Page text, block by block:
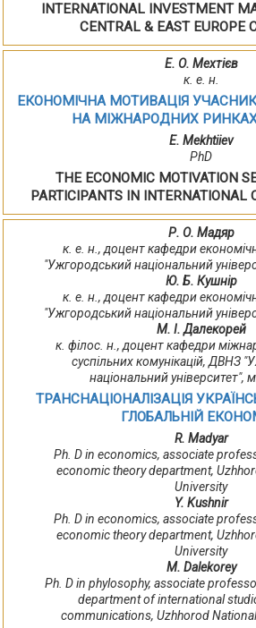
INTERNATIONAL INVESTMENT
СENTRAL & EAST EUROPE
Е. О. Мехтієв
к. е. н.
ЕКОНОМІЧНА МОТИВАЦІЯ
НА МІЖНАРОДНИХ РИНКАХ
E. Mekhtiiev
PhD
THE ECONOMIC MOTIVATION
PARTICIPANTS IN INTERNATIONAL
Р. О. Мадяр
к. е. н., доцент кафедри
"Ужгородський національний
Ю. Б. Кушнір
к. е. н., доцент кафедри
"Ужгородський національний
М. І. Далекорей
к. філос. н., доцент кафедри
суспільних комунікацій, ДВНЗ
національний університет",
ТРАНСНАЦІОНАЛІЗАЦІЯ
ГЛОБАЛЬНІЙ
R. Madyar
Ph. D in economics, associate
economic theory department,
University
Y. Kushnir
Ph. D in economics, associate
economic theory department,
University
M. Dalekorey
Ph. D in phylosophy, associate
department of international
communications, Uzhhorod